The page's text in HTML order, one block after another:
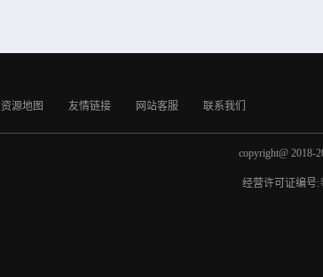
资源地图 友情链接 网站客服 联系我们
copyright@ 2018-
经营许可证编号: